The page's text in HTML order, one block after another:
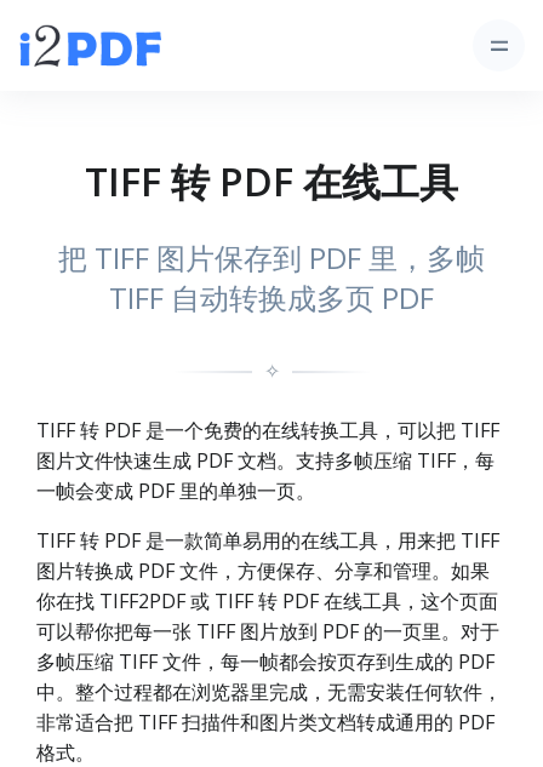
TIFF 转 PDF 在线工具
把 TIFF 图片保存到 PDF 里，多帧
TIFF 自动转换成多页 PDF
✧
TIFF 转 PDF 是一个免费的在线转换工具，可以把 TIFF
图片文件快速生成 PDF 文档。支持多帧压缩 TIFF，每
一帧会变成 PDF 里的单独一页。
TIFF 转 PDF 是一款简单易用的在线工具，用来把 TIFF
图片转换成 PDF 文件，方便保存、分享和管理。如果
你在找 TIFF2PDF 或 TIFF 转 PDF 在线工具，这个页面
可以帮你把每一张 TIFF 图片放到 PDF 的一页里。对于
多帧压缩 TIFF 文件，每一帧都会按页存到生成的 PDF
中。整个过程都在浏览器里完成，无需安装任何软件，
非常适合把 TIFF 扫描件和图片类文档转成通用的 PDF
格式。